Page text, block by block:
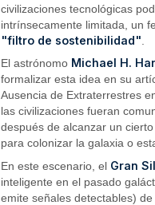
civilizaciones tecnológicas
intrínsecamente limitada, un
"filtro de sostenibilidad"
El astrónomo Michael H.
formalizar esta idea en su
Ausencia de Extraterrestres
las civilizaciones fueran
después de alcanzar un
para colonizar la galaxia o
En este escenario, el Gran
inteligente en el pasado
emite señales detectables)